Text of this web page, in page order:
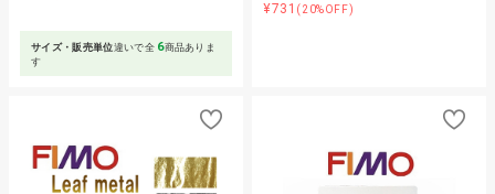
サイズ・販売単位違いで全 6商品ありま
す
¥731 (20%OFF)